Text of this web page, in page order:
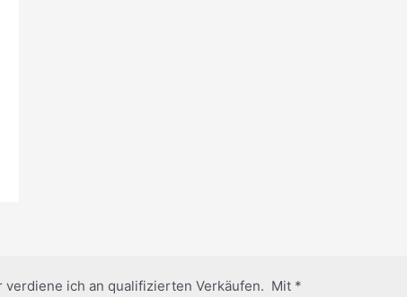
verdiene ich an qualifizierten Verkäufen. Mit *